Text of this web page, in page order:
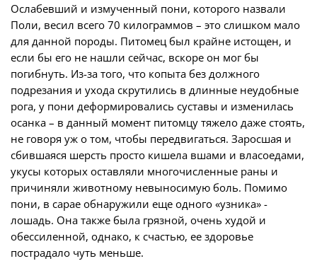
Ослабевший и измученный пони, которого назвали
Поли, весил всего 70 килограммов – это слишком мало
для данной породы. Питомец был крайне истощен, и
если бы его не нашли сейчас, вскоре он мог бы
погибнуть. Из-за того, что копыта без должного
подрезания и ухода скрутились в длинные неудобные
рога, у пони деформировались суставы и изменилась
осанка – в данный момент питомцу тяжело даже стоять,
не говоря уж о том, чтобы передвигаться. Заросшая и
сбившаяся шерсть просто кишела вшами и власоедами,
укусы которых оставляли многочисленные раны и
причиняли животному невыносимую боль. Помимо
пони, в сарае обнаружили еще одного «узника» -
лошадь. Она также была грязной, очень худой и
обессиленной, однако, к счастью, ее здоровье
пострадало чуть меньше.